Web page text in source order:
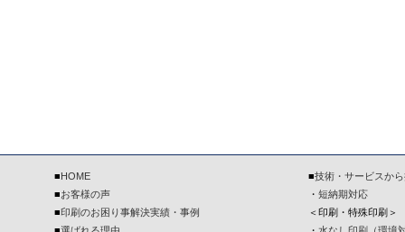
■HOME
■お客様の声
■印刷のお困り事解決実績・事例
■技術・サービスか
・ 短納期対応
＜印刷・特殊印刷＞